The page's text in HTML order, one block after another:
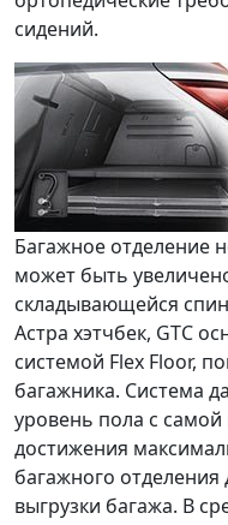
сидений.
Багажное отделение
может быть
складывающейся
Астра хэтчбек, GTC
системой Flex Floor,
багажника. Система
уровень пола с
достижения
багажного отделения
выгрузки багажа. В